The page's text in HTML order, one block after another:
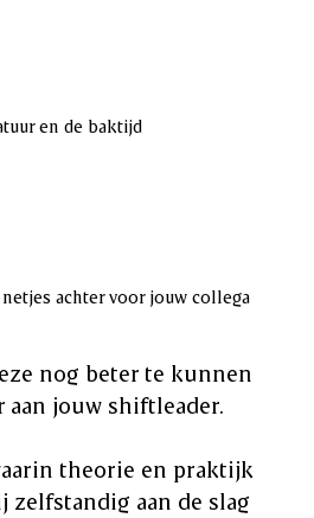
en de baktijd
achter voor jouw collega
nog beter te kunnen
jouw shiftleader.
theorie en praktijk
zelfstandig aan de slag